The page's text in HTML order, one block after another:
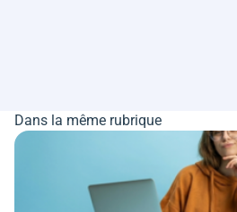
Dans la même rubrique